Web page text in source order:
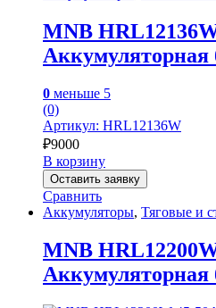
MNB
Аккумуляторная
0 меньше 5
(0)
Артикул: HRL12136W
₽9000
В корзину
Оставить заявку
Сравнить
Аккумуляторы, Тяговые и
MNB
Аккумуляторная